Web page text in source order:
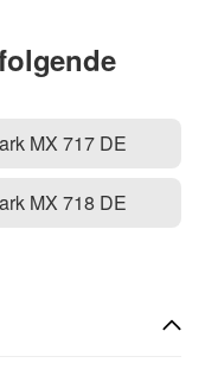
MX 717 DE
MX 718 DE